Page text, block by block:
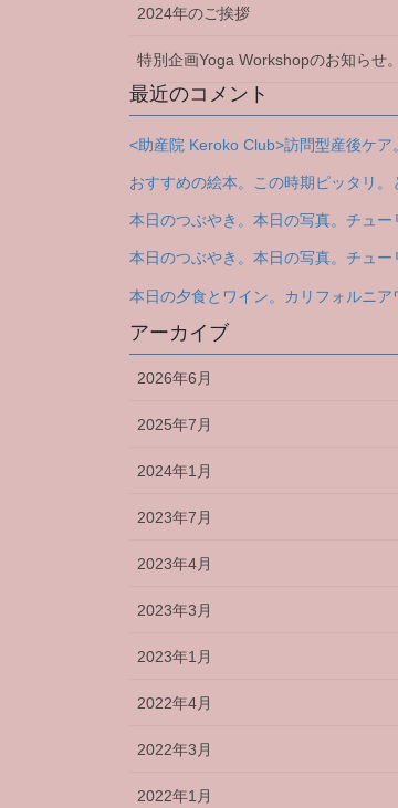
2024年のご挨拶
特別企画Yoga Workshopのお知らせ
最近のコメント
<助産院 Keroko Club>訪問型産後ケア
おすすめの絵本。この時期ピッタリ。
本日のつぶやき。本日の写真。チュー
本日のつぶやき。本日の写真。チュー
本日の夕食とワイン。カリフォルニア
アーカイブ
2026年6月
2025年7月
2024年1月
2023年7月
2023年4月
2023年3月
2023年1月
2022年4月
2022年3月
2022年1月